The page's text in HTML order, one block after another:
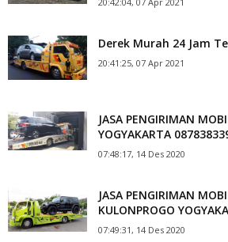
Derek Murah 24 Jam
20:41:25, 07 Apr 2021
JASA PENGIRIMAN
YOGYAKARTA
07:48:17, 14 Des 2020
JASA PENGIRIMAN
KULONPROGO
07:49:31, 14 Des 2020